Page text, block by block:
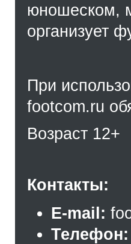
юношеском,
организует
При
footcom.ru
Возраст 12+
Контакты:
E-mail:
Телефон: